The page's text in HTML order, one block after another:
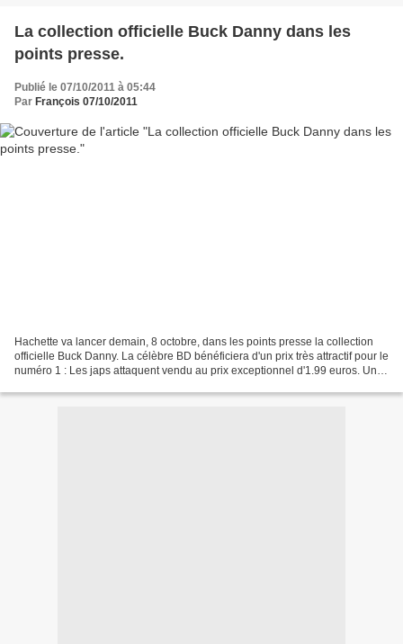
La collection officielle Buck Danny dans les
points presse.
Publié le 07/10/2011 à 05:44
Par François 07/10/2011
Hachette va lancer demain, 8 octobre, dans les points presse la collection
officielle Buck Danny. La célèbre BD bénéficiera d'un prix très attractif pour le
numéro 1 : Les japs attaquent vendu au prix exceptionnel d'1.99 euros. Un